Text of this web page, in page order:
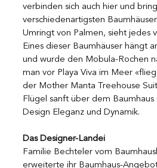
verbinden sich auch hier und
verschiedenartigsten
Umringt von Palmen, sieht jedes
Eines dieser Baumhäuser hängt
und wurde den Mobula-Rochen
man vor Playa Viva im Meer
der Mother Manta Treehouse
Flügel sanft über dem
Design Eleganz und Dynamik.
Das Designer-Landei
Familie Bechteler vom
erweiterte ihr Baumhaus-